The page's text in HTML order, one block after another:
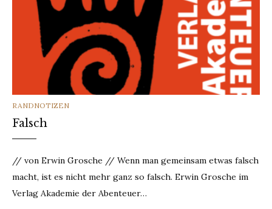
CATEGORIES
RANDNOTIZEN
Falsch
// von Erwin Grosche // Wenn man gemeinsam etwas falsch
macht, ist es nicht mehr ganz so falsch. Erwin Grosche im
Verlag Akademie der Abenteuer…